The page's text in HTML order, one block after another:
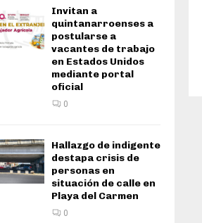
Invitan a
quintanarroenses a
postularse a
vacantes de trabajo
en Estados Unidos
mediante portal
oficial
0
Hallazgo de indigente
destapa crisis de
personas en
situación de calle en
Playa del Carmen
0